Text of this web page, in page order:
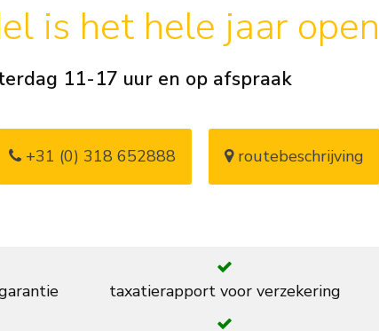
is het hele jaar open
11-17 uur en op afspraak
+31 (0) 318 652888 routebeschrijving
taxatierapport voor verzekering